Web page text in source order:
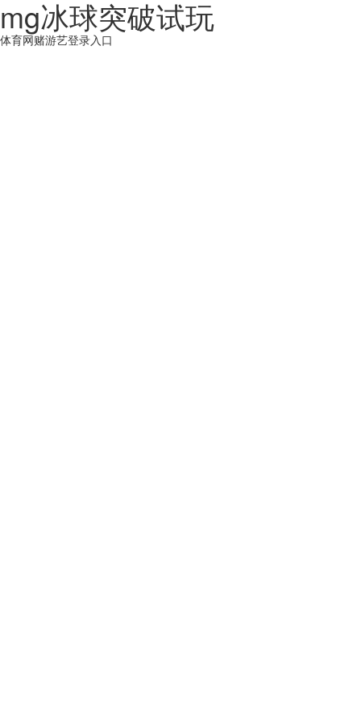
mg冰球突破试玩
体育网赌游艺登录入口